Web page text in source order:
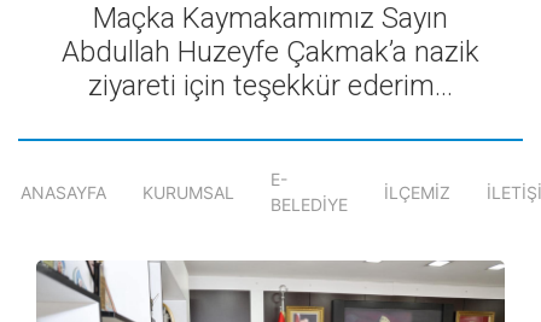
Maçka Kaymakamımız Sayın
Abdullah Huzeyfe Çakmak’a nazik
ziyareti için teşekkür ederim…
ANASAYFA KURUMSAL
E-
BELEDİYE
İLÇEMİZ